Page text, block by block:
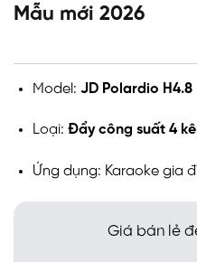
Mẫu mới 2026
Model: JD Polardio H4.8
Loại: Đẩy công suất 4
Ứng dụng: Karaoke gia
Giá bán lẻ